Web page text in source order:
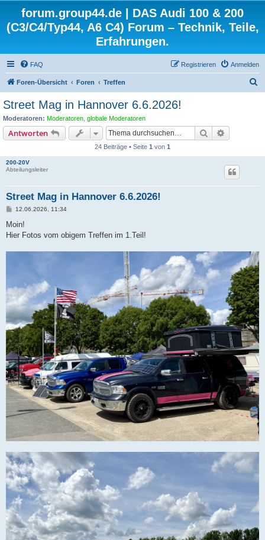
forum.group44.de | DAS Audi 100 & 200
(C3/C4/Typ44, A6 C4) Forum – Technik, Teile,
Erfahrungen.
FAQ Anmelden
Registrieren
Foren-Übersicht Foren Treffen
Street Mag in Hannover 6.6.2026!
Moderatoren: Moderatoren globale Moderatoren
Antworten Suche
24 Beiträge • Seite 1 von 1
200-20V
Abteilungsleiter
Street Mag in Hannover 6.6.2026!
B
i
r
g
12.06.2026, 11:34
Moin!
Hier Fotos vom obigem Treffen im 1.Teil!